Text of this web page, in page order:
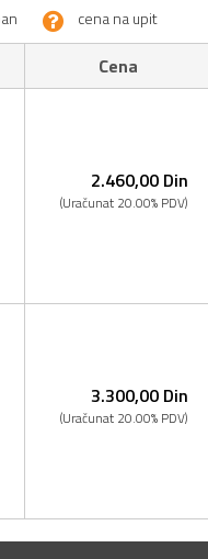
cena na upit
Cena
2.460,00 Din
(Uračunat 20.00% PDV)
3.300,00 Din
(Uračunat 20.00% PDV)